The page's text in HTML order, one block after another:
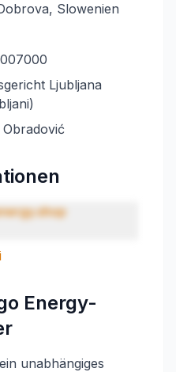
Slowenien
Ljubljana
Energy-
unabhängiges